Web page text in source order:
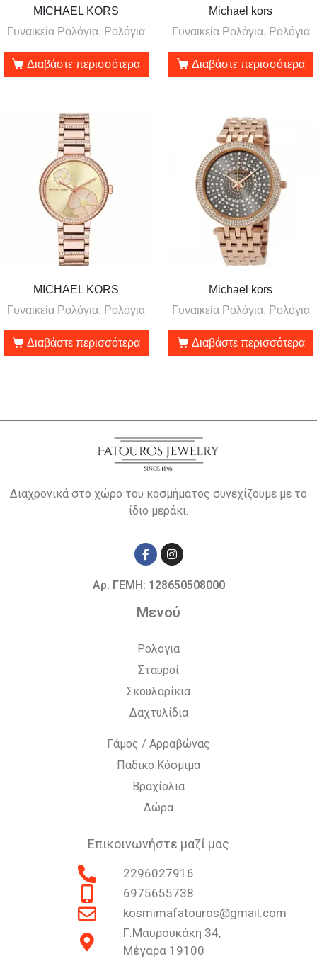
MICHAEL KORS
Γυναικεία Ρολόγια, Ρολόγια
Διαβάστε περισσότερα
Michael kors
Γυναικεία Ρολόγια, Ρολόγια
Διαβάστε περισσότερα
MICHAEL KORS
Γυναικεία Ρολόγια, Ρολόγια
Διαβάστε περισσότερα
Michael kors
Γυναικεία Ρολόγια, Ρολόγια
Διαβάστε περισσότερα
Διαχρονικά στο χώρο του κοσμήματος συνεχίζουμε με το
ίδιο μεράκι.
Αρ. ΓΕΜΗ: 128650508000
Μενού
Ρολόγια
Σταυροί
Σκουλαρίκια
Δαχτυλίδια
Γάμος / Αρραβώνας
Παδικό Κόσμιμα
Βραχίολια
Δώρα
Επικοινωνήστε μαζί μας
2296027916
6975655738
kosmimafatouros@gmail.com
Γ.Μαυρουκάκη 34,
Μέγαρα 19100